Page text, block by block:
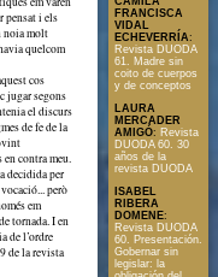
pensat i els
noia molt
quelcom
cos
jugar segons
el discurs
de fe de la
contra meu.
decidida per
però
em
tornada. I en
de l’ordre
de la revista
FRANCISCA
VIDAL
ECHEVERRÍA:
Revista DUODA
61. Madre sin
coito de cuerpos
y de conceptos
LAURA
MERCADER
AMIGÓ: Revista
DUODA 60. 30
años de la
revista DUODA
ISABEL
RIBERA
DOMENE:
Revista DUODA
60. Presentación.
Gobernar sin
legislar: la